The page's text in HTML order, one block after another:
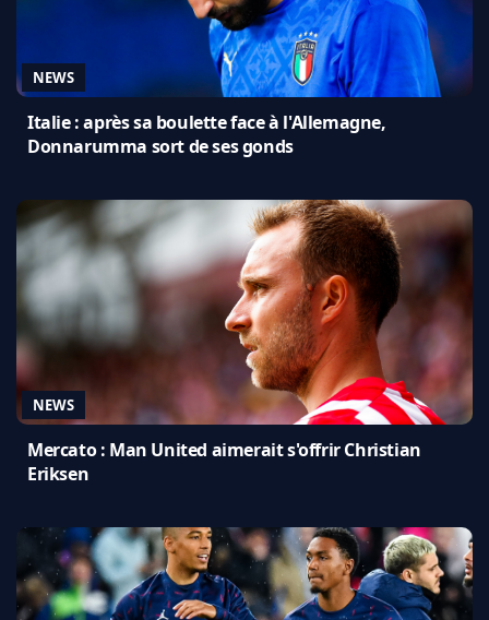
NEWS
Italie : après sa boulette face à l'Allemagne,
Donnarumma sort de ses gonds
NEWS
Mercato : Man United aimerait s'offrir Christian
Eriksen